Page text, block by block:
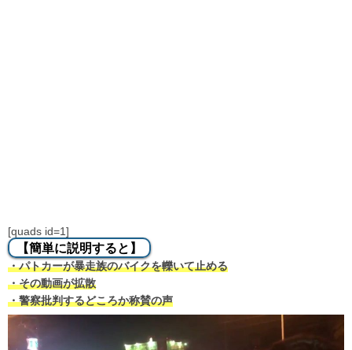
[quads id=1]
【簡単に説明すると】
・パトカーが暴走族のバイクを轢いて止める
・その動画が拡散
・警察批判するどころか称賛の声